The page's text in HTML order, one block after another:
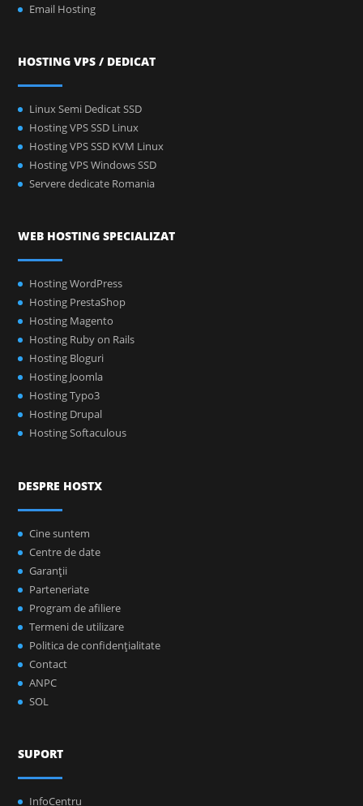
Email Hosting
HOSTING VPS / DEDICAT
Linux Semi Dedicat SSD
Hosting VPS SSD Linux
Hosting VPS SSD KVM Linux
Hosting VPS Windows SSD
Servere dedicate Romania
WEB HOSTING SPECIALIZAT
Hosting WordPress
Hosting PrestaShop
Hosting Magento
Hosting Ruby on Rails
Hosting Bloguri
Hosting Joomla
Hosting Typo3
Hosting Drupal
Hosting Softaculous
DESPRE HOSTX
Cine suntem
Centre de date
Garanţii
Parteneriate
Program de afiliere
Termeni de utilizare
Politica de confidenţialitate
Contact
ANPC
SOL
SUPORT
InfoCentru